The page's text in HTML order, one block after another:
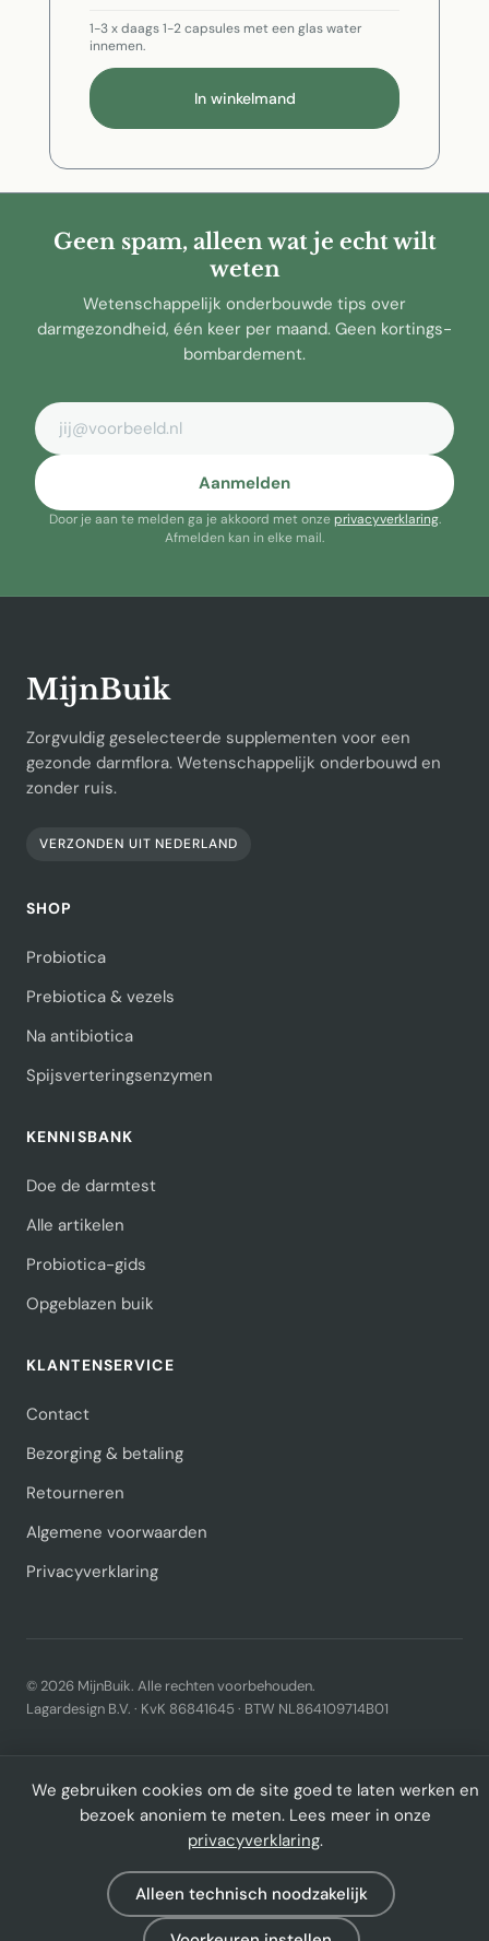
1-3 x daags 1-2 capsules met een glas water
innemen.
In winkelmand
Geen spam, alleen wat je echt wilt
weten
Wetenschappelijk onderbouwde tips over
darmgezondheid, één keer per maand. Geen kortings-
bombardement.
E-mailadres
Aanmelden
Door je aan te melden ga je akkoord met onzeprivacyverklaring.
Afmelden kan in elke mail.
MijnBuik
Zorgvuldig geselecteerde supplementen voor een
gezonde darmflora. Wetenschappelijk onderbouwd en
zonder ruis.
VERZONDEN UIT NEDERLAND
SHOP
Probiotica
Prebiotica & vezels
Na antibiotica
Spijsverteringsenzymen
KENNISBANK
Doe de darmtest
Alle artikelen
Probiotica-gids
Opgeblazen buik
KLANTENSERVICE
Contact
Bezorging & betaling
Retourneren
Algemene voorwaarden
Privacyverklaring
© 2026 MijnBuik. Alle rechten voorbehouden.
Lagardesign B.V. · KvK 86841645 · BTW NL864109714B01
We gebruiken cookies om de site goed te laten werken en
bezoek anoniem te meten. Lees meer in onze
privacyverklaring.
Alleen technisch noodzakelijk